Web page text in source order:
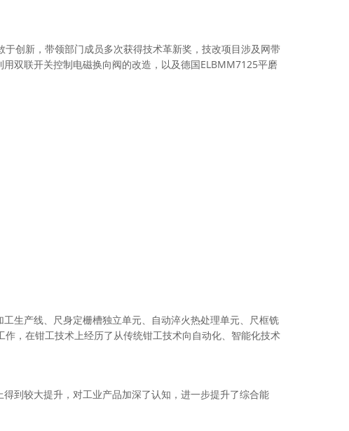
创新，带领部门成员多次获得技术革新奖，技改项目涉及网带
双联开关控制电磁换向阀的改造，以及德国 ELBMM7125平磨
生产线、尺身定栅槽独立单元、自动淬火热处理单元、尺框铣
作，在钳工技术上经历了从传统钳工技术向自动化、智能化技术
到较大提升，对工业产品加深了认知，进一步提升了综合能